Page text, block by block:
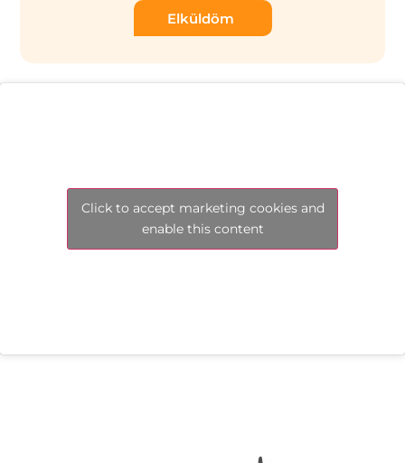
Elküldöm
Click to accept marketing cookies and
enable this content